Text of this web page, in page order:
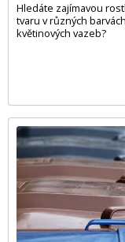
Hledáte zajímavou
tvaru v různých
květinových vazeb?